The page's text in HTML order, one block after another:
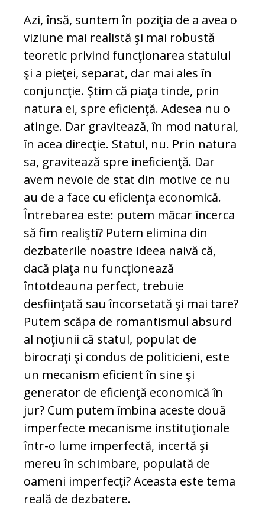
Azi, însă, suntem în poziţia de a avea o
viziune mai realistă şi mai robustă
teoretic privind funcţionarea statului
şi a pieţei, separat, dar mai ales în
conjuncţie. Ştim că piaţa tinde, prin
natura ei, spre eficienţă. Adesea nu o
atinge. Dar gravitează, în mod natural,
în acea direcţie. Statul, nu. Prin natura
sa, gravitează spre ineficienţă. Dar
avem nevoie de stat din motive ce nu
au de a face cu eficienţa economică.
Întrebarea este: putem măcar încerca
să fim realişti? Putem elimina din
dezbaterile noastre ideea naivă că,
dacă piaţa nu funcţionează
întotdeauna perfect, trebuie
desfiinţată sau încorsetată şi mai tare?
Putem scăpa de romantismul absurd
al noţiunii că statul, populat de
birocraţi şi condus de politicieni, este
un mecanism eficient în sine şi
generator de eficienţă economică în
jur? Cum putem îmbina aceste două
imperfecte mecanisme instituţionale
într-o lume imperfectă, incertă şi
mereu în schimbare, populată de
oameni imperfecţi? Aceasta este tema
reală de dezbatere.